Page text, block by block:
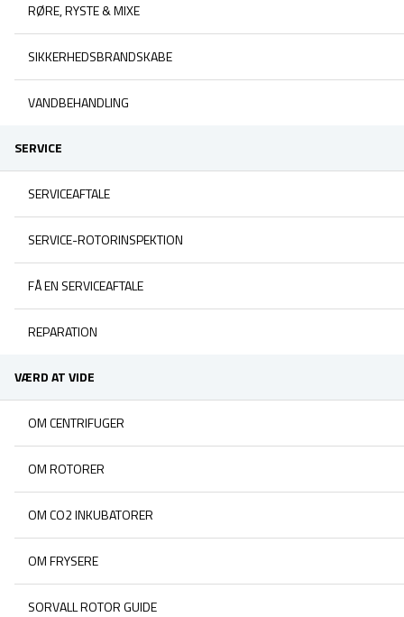
RØRE, RYSTE & MIXE
SIKKERHEDSBRANDSKABE
VANDBEHANDLING
SERVICE
SERVICEAFTALE
SERVICE-ROTORINSPEKTION
FÅ EN SERVICEAFTALE
REPARATION
VÆRD AT VIDE
OM CENTRIFUGER
OM ROTORER
OM CO2 INKUBATORER
OM FRYSERE
SORVALL ROTOR GUIDE